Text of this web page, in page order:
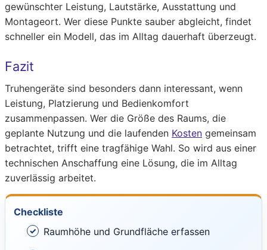
gewünschter Leistung, Lautstärke, Ausstattung und
Montageort. Wer diese Punkte sauber abgleicht, findet
schneller ein Modell, das im Alltag dauerhaft überzeugt.
Fazit
Truhengeräte sind besonders dann interessant, wenn
Leistung, Platzierung und Bedienkomfort
zusammenpassen. Wer die Größe des Raums, die
geplante Nutzung und die laufenden Kosten gemeinsam
betrachtet, trifft eine tragfähige Wahl. So wird aus einer
technischen Anschaffung eine Lösung, die im Alltag
zuverlässig arbeitet.
Checkliste
Raumhöhe und Grundfläche erfassen